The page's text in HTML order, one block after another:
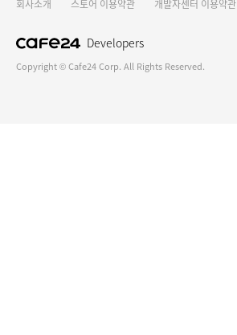
Developers
회사소개 스토어 이용약관 개발자센터 이용약관
Copyright © Cafe24 Corp. All Rights Reserved.